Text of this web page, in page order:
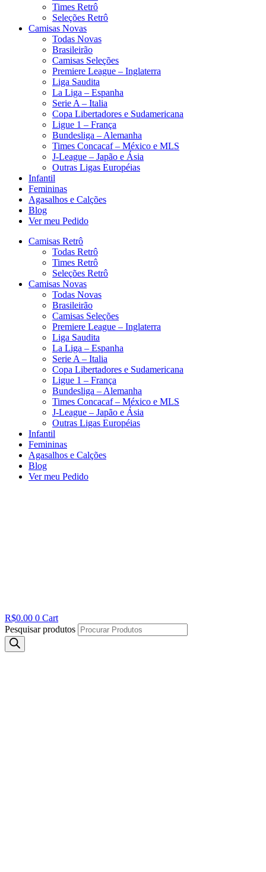
Times Retrô
Seleções Retrô
Camisas Novas
Todas Novas
Brasileirão
Camisas Seleções
Premiere League – Inglaterra
Liga Saudita
La Liga – Espanha
Serie A – Italia
Copa Libertadores e Sudamericana
Ligue 1 – França
Bundesliga – Alemanha
Times Concacaf – México e MLS
J-League – Japão e Ásia
Outras Ligas Européias
Infantil
Femininas
Agasalhos e Calções
Blog
Ver meu Pedido
Camisas Retrô
Todas Retrô
Times Retrô
Seleções Retrô
Camisas Novas
Todas Novas
Brasileirão
Camisas Seleções
Premiere League – Inglaterra
Liga Saudita
La Liga – Espanha
Serie A – Italia
Copa Libertadores e Sudamericana
Ligue 1 – França
Bundesliga – Alemanha
Times Concacaf – México e MLS
J-League – Japão e Ásia
Outras Ligas Européias
Infantil
Femininas
Agasalhos e Calções
Blog
Ver meu Pedido
R$0.00 0 Cart
Pesquisar produtos